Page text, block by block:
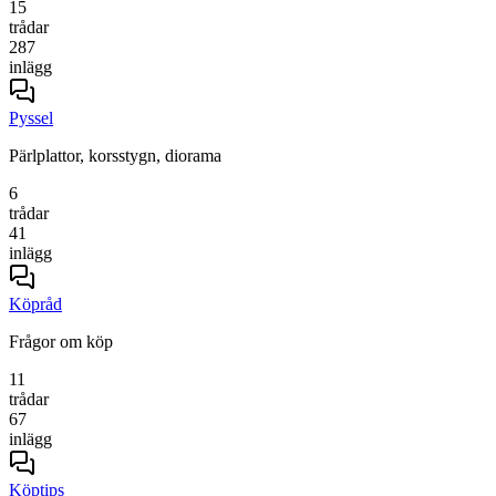
15
trådar
287
inlägg
Pyssel
Pärlplattor, korsstygn, diorama
6
trådar
41
inlägg
Köpråd
Frågor om köp
11
trådar
67
inlägg
Köptips